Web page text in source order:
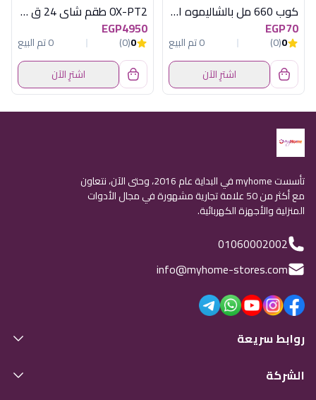
كوب 660 مل بالشاليموه الوان هيريفين
EGP70
0
(0)
0 تم البيع
اشترِ الآن
OX-PT2 طقم شاى 24 ق ازرق*ذهبى اكسفورد
EGP4950
0
(0)
0 تم البيع
اشترِ الآن
تأسست myhome في البداية عام 2016، وحتى الآن، نتعاون
مع أكثر من 50 علامة تجارية مشهورة في مجال الأدوات
المنزلية والأجهزة الكهربائية.
01060002002
info@myhome-stores.com
روابط سريعة
الشركة